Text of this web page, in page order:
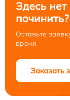
Здесь нет
починить?
Оставьте
время
Заказать